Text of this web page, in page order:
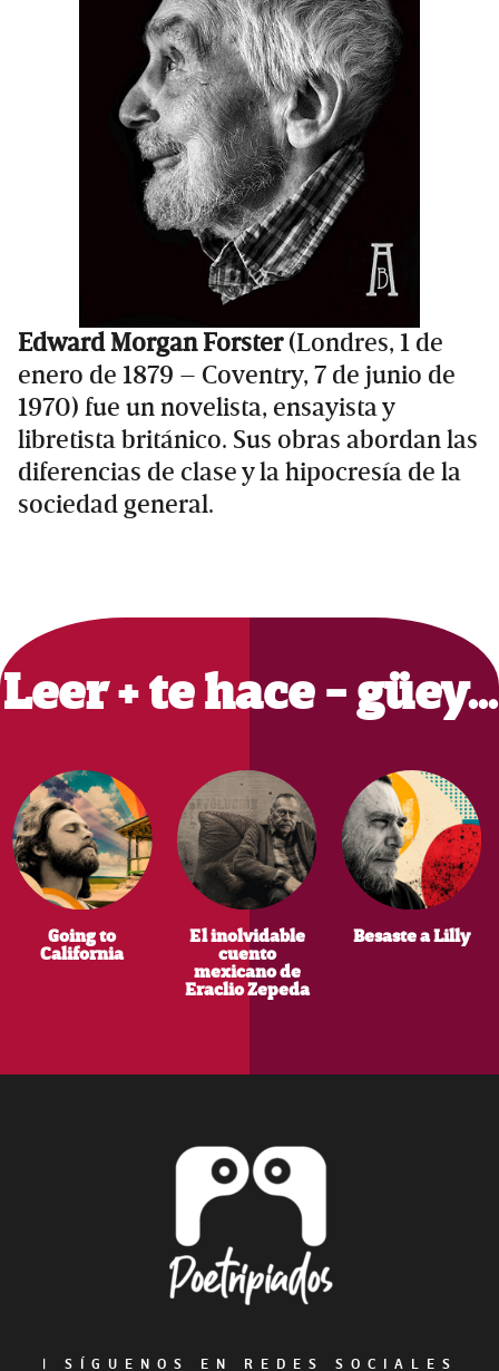
Edward Morgan Forster(Londres, 1 de
enero de 1879 – Coventry, 7 de junio de
1970) fue un novelista, ensayista y
libretista británico. Sus obras abordan las
diferencias de clase y la hipocresía de la
sociedad general.
Primary
Sidebar
Leer + te hace - güey…
Going to
California
El inolvidable
cuento
mexicano de
Eraclio Zepeda
Besaste a Lilly
| SÍGUENOS EN REDES SOCIALES